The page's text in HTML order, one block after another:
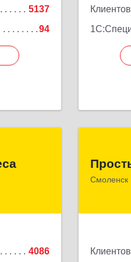
5137
94
4086
2-й
Смоленск